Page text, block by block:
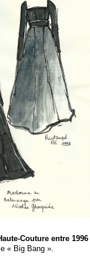
Couture entre 1996
« Big Bang ».